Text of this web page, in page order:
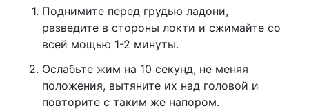
Поднимите перед грудью ладони,
разведите в стороны локти и сжимайте со
всей мощью 1-2 минуты.
Ослабьте жим на 10 секунд, не меняя
положения, вытяните их над головой и
повторите с таким же напором.